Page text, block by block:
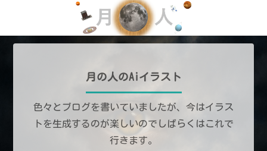
月の人のAiイラスト
色々とブログを書いていましたが、今はイラス
トを生成するのが楽しいのでしばらくはこれで
行きます。